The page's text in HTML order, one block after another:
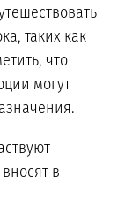
таких как
что
могут
в